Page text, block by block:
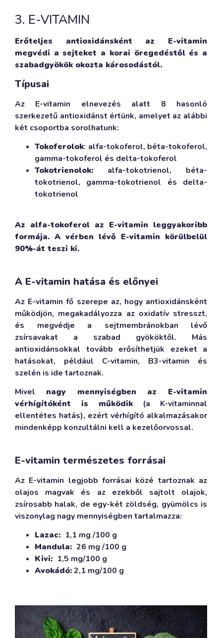
3. E-VITAMIN
Erőteljes antioxidánsként az E-vitamin
megvédi a sejteket a korai öregedéstől és a
szabadgyökök okozta károsodástól.
Típusai
Az E-vitamin elnevezés alatt 8 hasonló
szerkezetű antioxidánst értünk, amelyet az alábbi
két csoportba sorolhatunk:
Tokoferolok: alfa-tokoferol, béta-tokoferol,
gamma-tokoferol és delta-tokoferol
Tokotrienolok: alfa-tokotrienol, béta-
tokotrienol, gamma-tokotrienol és delta-
tokotrienol
Az alfa-tokoferol az E-vitamin leggyakoribb
formája. A vérben lévő E-vitamin körülbelül
90%-át teszi ki.
A E-vitamin hatása és előnyei
Az E-vitamin fő szerepe az, hogy antioxidánsként
működjön, megakadályozza az oxidatív stresszt,
és megvédje a sejtmembránokban lévő
zsírsavakat a szabad gyököktől. Más
antioxidánsokkal tovább erősíthetjük ezeket a
hatásokat, például C-vitamin, B3-vitamin és
szelén is ide tartoznak.
Mivel nagy mennyiségben az E-vitamin
vérhígítóként is működik (a K-vitaminnal
ellentétes hatás), ezért vérhígító alkalmazásakor
mindenképp konzultálni kell a kezelőorvossal.
E-vitamin természetes forrásai
Az E-vitamin legjobb forrásai közé tartoznak az
olajos magvak és az ezekből sajtolt olajok,
zsírosabb halak, de egy-két zöldség, gyümölcs is
viszonylag nagy mennyiségben tartalmazza:
Lazac: 1,1 mg /100 g
Mandula: 26 mg /100 g
Kivi: 1,5 mg/100 g
Avokádó:2,1 mg/100 g